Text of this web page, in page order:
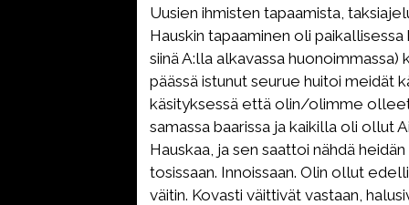
Uusien ihmisten tapaamista,
Hauskin tapaaminen oli
siinä A:lla alkavassa huonoimmassa)
päässä istunut seurue huitoi meidät
käsityksessä että olin/olimme
samassa baarissa ja kaikilla oli ollut
Hauskaa, ja sen saattoi nähdä
tosissaan. Innoissaan. Olin ollut
väitin. Kovasti väittivät vastaan,